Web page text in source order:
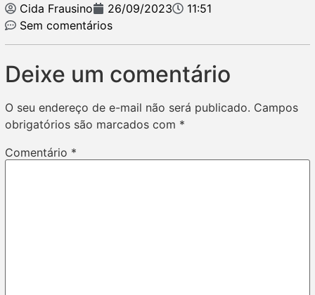
Cida Frausino
26/09/2023
11:51
Sem comentários
Deixe um comentário
O seu endereço de e-mail não será publicado. Campos
obrigatórios são marcados com *
Comentário *